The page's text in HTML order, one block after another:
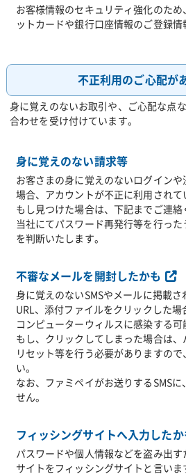
お客様情報のセキュリティ強化のた
ットカードや銀行口座情報のご登録情
不正利用のご心配が
身に覚えのないお取引や、ご心配な点
合わせを受け付けています。
身に覚えのない請求等
お客さまの身に覚えのないログイン
場合、アカウントが不正に利用されて
もし見つけた場合は、下記までご連絡
当社にてパスワード再発行等を行っ
を判断いたします。
不審なメールを開封したかも
身に覚えのないSMSやメールに掲載
URL、添付ファイルをクリックした
コンピューターウィルスに感染する可
もし、クリックしてしまった場合は
リセット等を行う必要がありますの
い。
なお、ファミペイがお送りするSMSに
せん。
フィッシングサイトへ入力したか
パスワードや個人情報などを盗み出
サイトをフィッシングサイトと言いま